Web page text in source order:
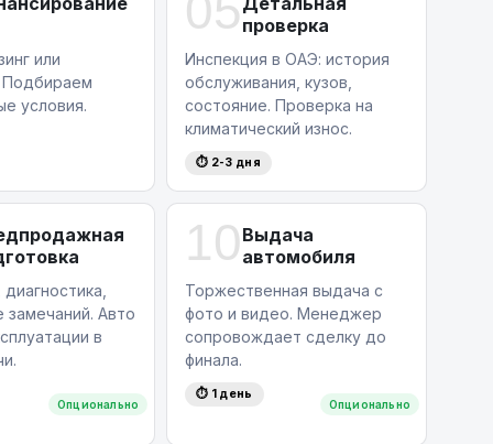
или
Подбираем
условия.
проверка
Инспекция в ОАЭ: история
обслуживания, кузов,
состояние. Проверка на
климатический износ.
⏱ 2-3 дня
Опционально
замечаний. Авто
в
10 Выдача
автомобиля
Опционально
Торжественная выдача с
фото и видео. Менеджер
сопровождает сделку до
финала.
⏱ 1 день